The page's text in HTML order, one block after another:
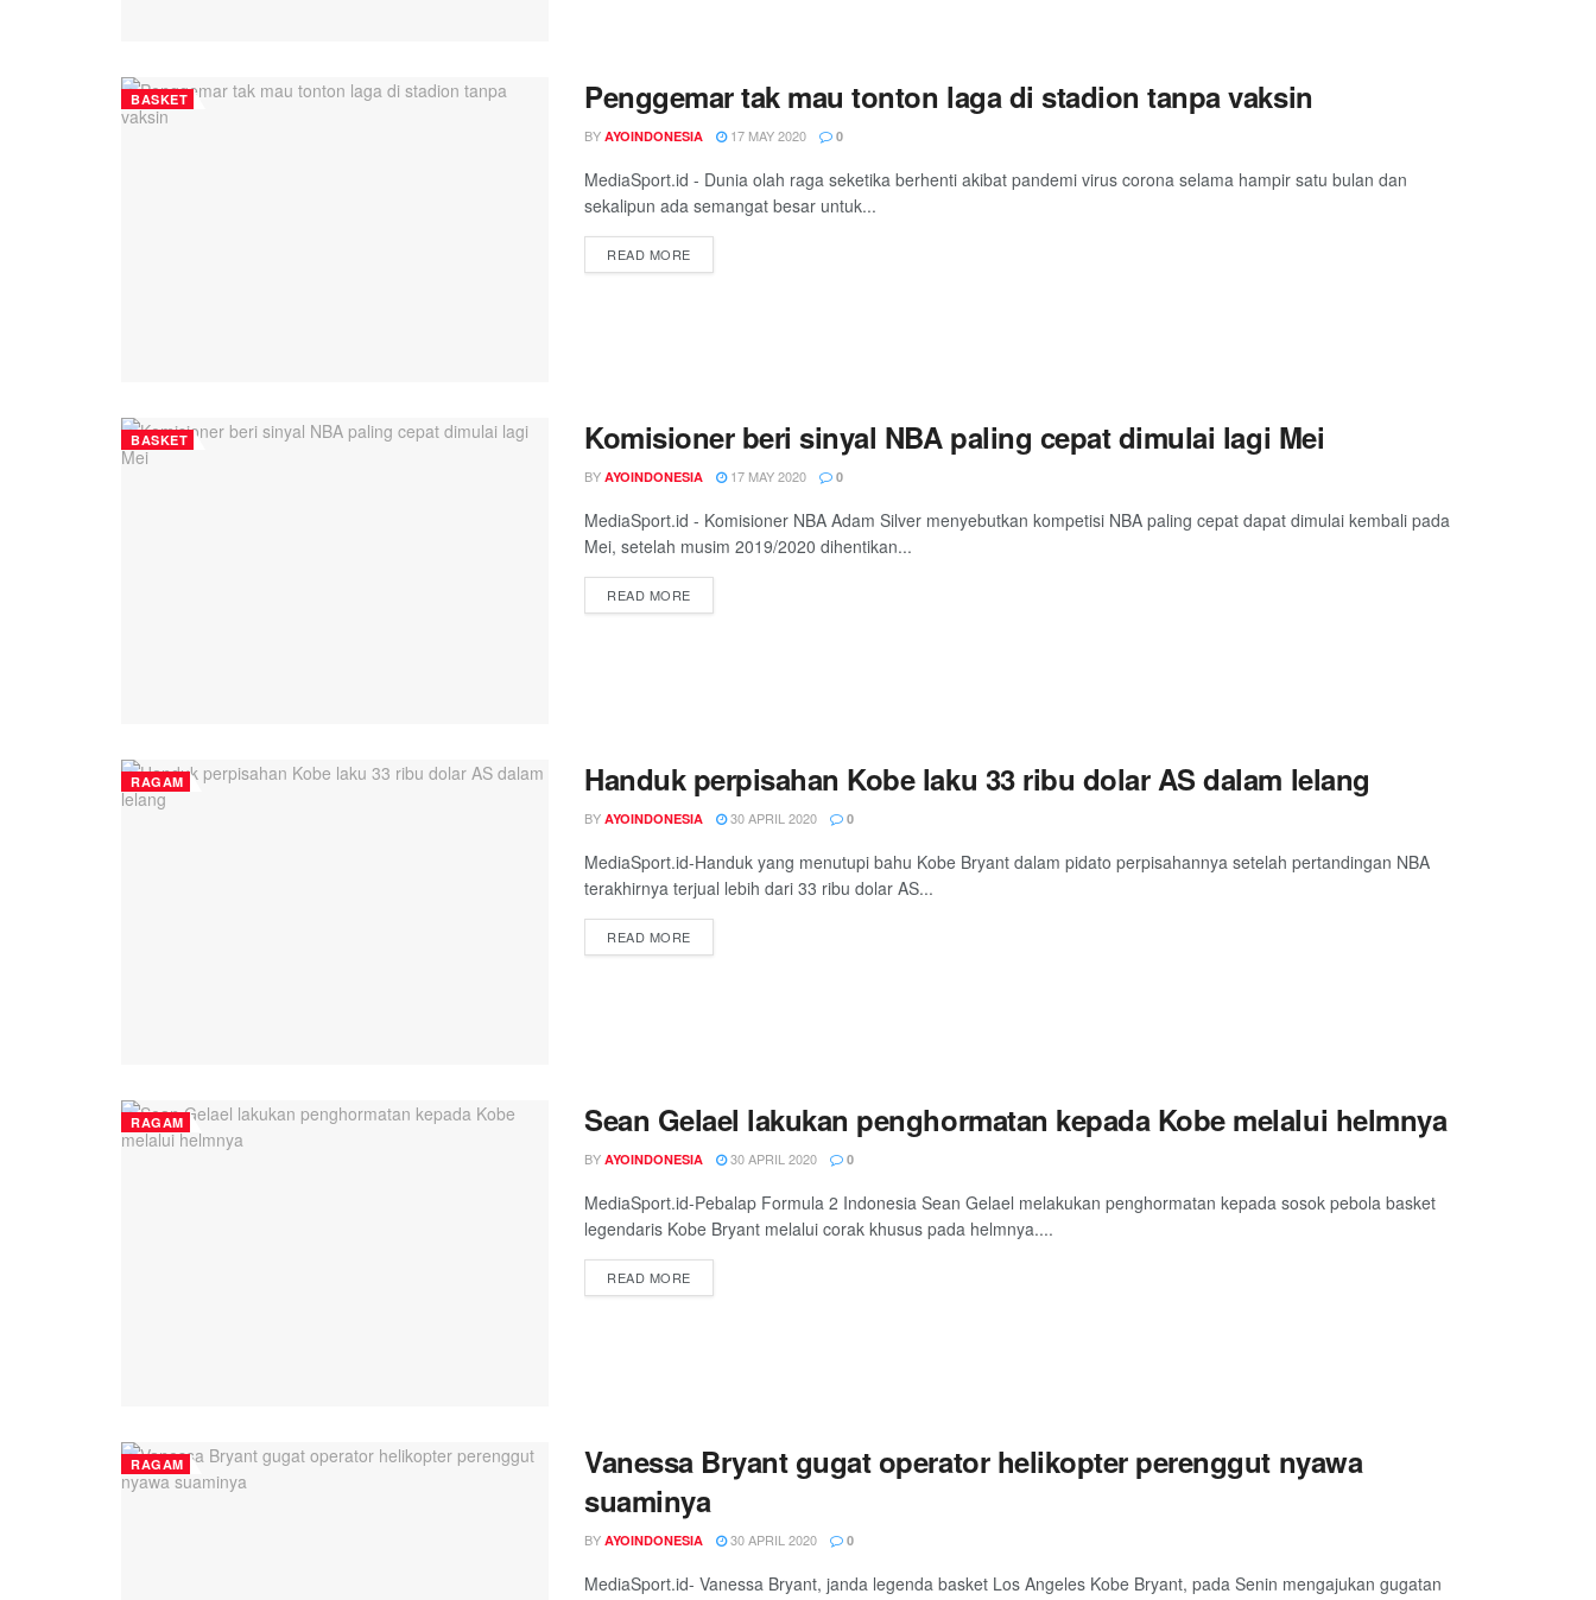
BASKET Penggemar tak mau tonton laga di stadion tanpa vaksin
BY AYOINDONESIA 17 MAY 2020 0
MediaSport.id - Dunia olah raga seketika berhenti akibat pandemi virus corona selama hampir satu bulan dan
sekalipun ada semangat besar untuk...
READ MOREDETAILS
BASKET Komisioner beri sinyal NBA paling cepat dimulai lagi Mei
BY AYOINDONESIA 17 MAY 2020 0
MediaSport.id - Komisioner NBA Adam Silver menyebutkan kompetisi NBA paling cepat dapat dimulai kembali pada
Mei, setelah musim 2019/2020 dihentikan...
READ MOREDETAILS
RAGAM Handuk perpisahan Kobe laku 33 ribu dolar AS dalam lelang
BY AYOINDONESIA 30 APRIL 2020 0
MediaSport.id-Handuk yang menutupi bahu Kobe Bryant dalam pidato perpisahannya setelah pertandingan NBA
terakhirnya terjual lebih dari 33 ribu dolar AS...
READ MOREDETAILS
RAGAM Sean Gelael lakukan penghormatan kepada Kobe melalui helmnya
BY AYOINDONESIA 30 APRIL 2020 0
MediaSport.id-Pebalap Formula 2 Indonesia Sean Gelael melakukan penghormatan kepada sosok pebola basket
legendaris Kobe Bryant melalui corak khusus pada helmnya....
READ MOREDETAILS
RAGAM
Vanessa Bryant gugat operator helikopter perenggut nyawa
suaminya
BY AYOINDONESIA 30 APRIL 2020 0
MediaSport.id- Vanessa Bryant, janda legenda basket Los Angeles Kobe Bryant, pada Senin mengajukan gugatan